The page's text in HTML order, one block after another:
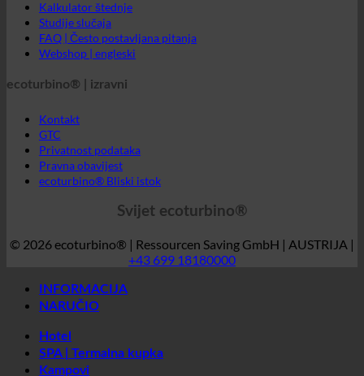
ecoturbino® karte
Tehnički detalji
Kalkulator štednje
Studije slučaja
Webshop | engleski
ecoturbino® | izravni
Kontakt
GTC
Privatnost podataka
ecoturbino® Bliski istok
Svijet ecoturbino®
NARUČIO
Hotel